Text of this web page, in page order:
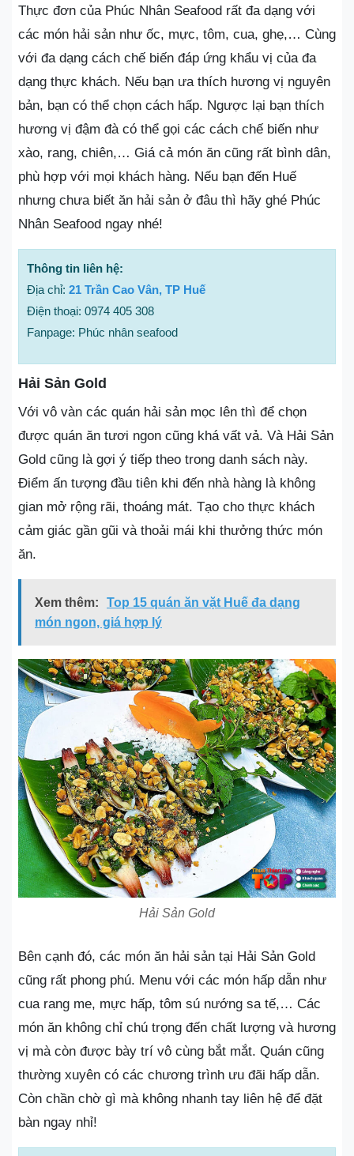
Thực đơn của Phúc Nhân Seafood rất đa dạng với
các món hải sản như ốc, mực, tôm, cua, ghẹ,… Cùng
với đa dạng cách chế biến đáp ứng khẩu vị của đa
dạng thực khách. Nếu bạn ưa thích hương vị nguyên
bản, bạn có thể chọn cách hấp. Ngược lại bạn thích
hương vị đậm đà có thể gọi các cách chế biến như
xào, rang, chiên,… Giá cả món ăn cũng rất bình dân,
phù hợp với mọi khách hàng. Nếu bạn đến Huế
nhưng chưa biết ăn hải sản ở đâu thì hãy ghé Phúc
Nhân Seafood ngay nhé!
Thông tin liên hệ:
Địa chỉ: 21 Trần Cao Vân, TP Huế
Điện thoại: 0974 405 308
Fanpage: Phúc nhân seafood
Hải Sản Gold
Với vô vàn các quán hải sản mọc lên thì để chọn
được quán ăn tươi ngon cũng khá vất vả. Và Hải Sản
Gold cũng là gợi ý tiếp theo trong danh sách này.
Điểm ấn tượng đầu tiên khi đến nhà hàng là không
gian mở rộng rãi, thoáng mát. Tạo cho thực khách
cảm giác gần gũi và thoải mái khi thưởng thức món
ăn.
Xem thêm:
Top 15 quán ăn vặt Huế đa dạng
món ngon, giá hợp lý
Hải Sản Gold
Bên cạnh đó, các món ăn hải sản tại Hải Sản Gold
cũng rất phong phú. Menu với các món hấp dẫn như
cua rang me, mực hấp, tôm sú nướng sa tế,… Các
món ăn không chỉ chú trọng đến chất lượng và hương
vị mà còn được bày trí vô cùng bắt mắt. Quán cũng
thường xuyên có các chương trình ưu đãi hấp dẫn.
Còn chần chờ gì mà không nhanh tay liên hệ để đặt
bàn ngay nhỉ!